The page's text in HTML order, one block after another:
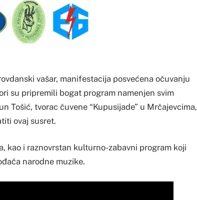
vašar, manifestacija posvećena očuvanju
su pripremili bogat program namenjen svim
Tošić, tvorac čuvene “Kupusijade” u Mrčajevcima,
ovaj susret.
kao i raznovrstan kulturno-zabavni program koji
narodne muzike.